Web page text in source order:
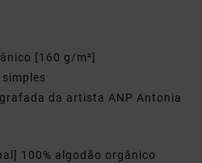
[160 g/m²]
da artista ANP Antonia
100% algodão orgânico